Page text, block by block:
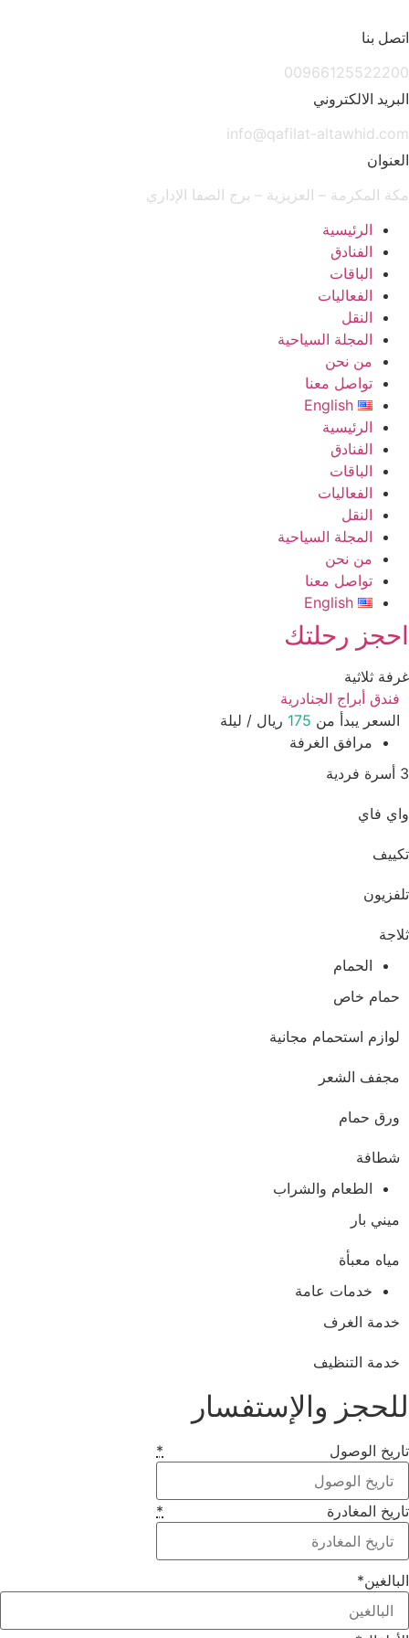
بنا
الالكتروني
info@qafilat-
المكرمة – العزيزية – برج الصفا الإداري
الرئيسية
الفنادق
الباقات
الفعاليات
النقل
المجلة السياحية
من نحن
تواصل معنا
English
الرئيسية
الفنادق
الباقات
الفعاليات
النقل
المجلة السياحية
من نحن
تواصل معنا
English
رحلتك
ثلاثية
فندق أبراج الجنادرية
السعر يبدأ من175ريال / ليلة
مرافق الغرفة
فاي
الحمام
حمام خاص
لوازم استحمام مجانية
مجفف الشعر
ورق حمام
شطافة
الطعام والشراب
ميني بار
مياه معبأة
خدمات عامة
خدمة الغرف
خدمة التنظيف
والإستفسار
الوصول
المغادرة
*